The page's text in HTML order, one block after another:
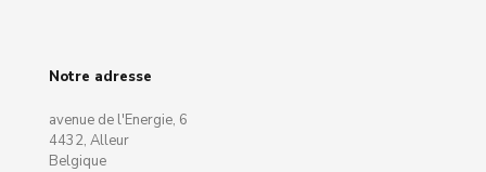
Notre adresse
avenue de l'Energie, 6
4432, Alleur
Belgique